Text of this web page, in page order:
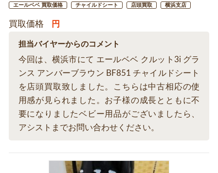
エールベベ 買取価格 チャイルドシート 店頭買取 横浜支店
買取価格 円
担当バイヤーからのコメント
今回は、横浜市にて エールベベ クルット3i グラ
ンス アンバーブラウン BF851 チャイルドシート
を店頭買取致しました。こちらは中古相応の使
用感が見られました。お子様の成長とともに不
要になりましたベビー用品がございましたら、
アシストまでお問い合わせください。